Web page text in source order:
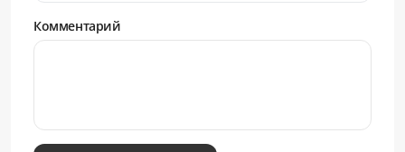
Комментарий